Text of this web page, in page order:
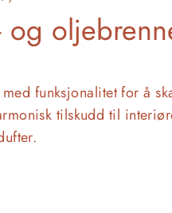
og
funksjonalitet for å
tilskudd til